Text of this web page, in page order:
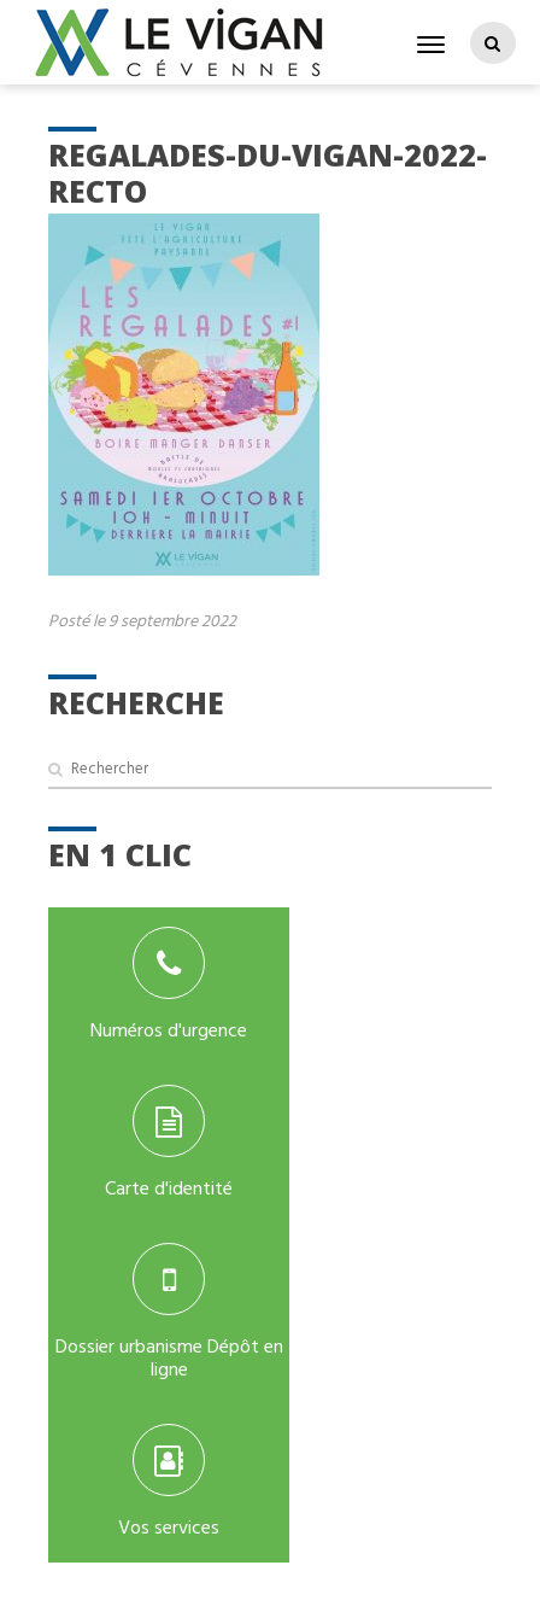
RECHERCHE
EN 1 CLIC
Numéros d'urgence
Carte d'identité
Dossier urbanisme Dépôt en
ligne
Vos services
REGALADES-DU-VIGAN-2022-
RECTO
Posté le 9 septembre 2022